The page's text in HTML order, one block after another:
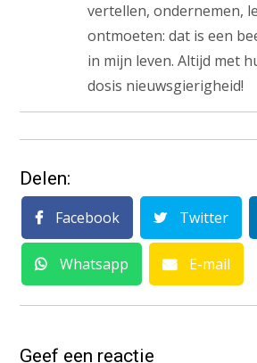
vertellen, ondernemen,
ontmoeten: dat is een
in mijn leven. Altijd met
dosis nieuwsgierigheid!
Delen:
Facebook Twitter
Whatsapp E-mail
Geef een reactie